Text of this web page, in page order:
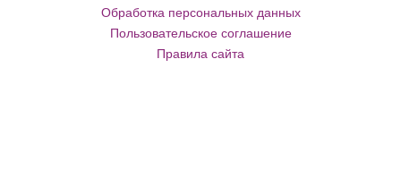
Обработка персональных данных
Пользовательское соглашение
Правила сайта